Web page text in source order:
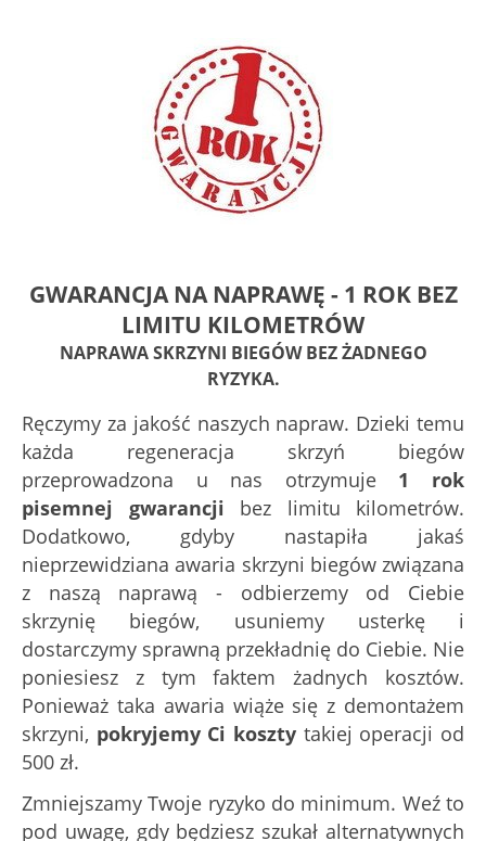
GWARANCJA NA NAPRAWĘ - 1 ROK BEZ
LIMITU KILOMETRÓW
NAPRAWA SKRZYNI BIEGÓW BEZ ŻADNEGO
RYZYKA.
Ręczymy za jakość naszych napraw. Dzieki temu
każda regeneracja skrzyń biegów
przeprowadzona u nas otrzymuje 1 rok
pisemnej gwarancji bez limitu kilometrów.
Dodatkowo, gdyby nastapiła jakaś
nieprzewidziana awaria skrzyni biegów związana
z naszą naprawą - odbierzemy od Ciebie
skrzynię biegów, usuniemy usterkę i
dostarczymy sprawną przekładnię do Ciebie. Nie
poniesiesz z tym faktem żadnych kosztów.
Ponieważ taka awaria wiąże się z demontażem
skrzyni, pokryjemy Ci koszty takiej operacji od
500 zł.
Zmniejszamy Twoje ryzyko do minimum. Weź to
pod uwagę, gdy będziesz szukał alternatywnych